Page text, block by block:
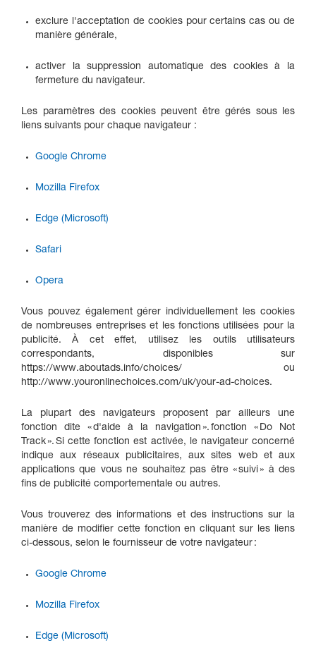
exclure l'acceptation de cookies pour certains cas ou de
manière générale,
activer la suppression automatique des cookies à la
fermeture du navigateur.
Les paramètres des cookies peuvent être gérés sous les
liens suivants pour chaque navigateur :
Google Chrome
Mozilla Firefox
Edge (Microsoft)
Safari
Opera
Vous pouvez également gérer individuellement les cookies
de nombreuses entreprises et les fonctions utilisées pour la
publicité. À cet effet, utilisez les outils utilisateurs
correspondants, disponibles sur
https://www.aboutads.info/choices/ ou
http://www.youronlinechoices.com/uk/your-ad-choices.
La plupart des navigateurs proposent par ailleurs une
fonction dite « d'aide à la navigation ». fonction « Do Not
Track ». Si cette fonction est activée, le navigateur concerné
indique aux réseaux publicitaires, aux sites web et aux
applications que vous ne souhaitez pas être « suivi » à des
fins de publicité comportementale ou autres.
Vous trouverez des informations et des instructions sur la
manière de modifier cette fonction en cliquant sur les liens
ci-dessous, selon le fournisseur de votre navigateur :
Google Chrome
Mozilla Firefox
Edge (Microsoft)